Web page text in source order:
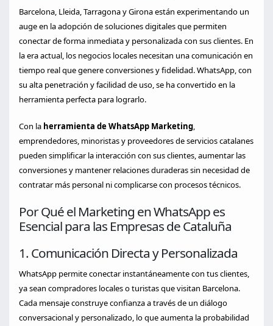
Barcelona, Lleida, Tarragona y Girona están experimentando un
auge en la adopción de soluciones digitales que permiten
conectar de forma inmediata y personalizada con sus clientes. En
la era actual, los negocios locales necesitan una comunicación en
tiempo real que genere conversiones y fidelidad. WhatsApp, con
su alta penetración y facilidad de uso, se ha convertido en la
herramienta perfecta para lograrlo.
Con la herramienta de WhatsApp Marketing,
emprendedores, minoristas y proveedores de servicios catalanes
pueden simplificar la interacción con sus clientes, aumentar las
conversiones y mantener relaciones duraderas sin necesidad de
contratar más personal ni complicarse con procesos técnicos.
Por Qué el Marketing en WhatsApp es
Esencial para las Empresas de Cataluña
1. Comunicación Directa y Personalizada
WhatsApp permite conectar instantáneamente con tus clientes,
ya sean compradores locales o turistas que visitan Barcelona.
Cada mensaje construye confianza a través de un diálogo
conversacional y personalizado, lo que aumenta la probabilidad